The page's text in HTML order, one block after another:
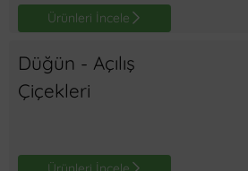
Ürünleri İncele
Düğün - Açılış
Çiçekleri